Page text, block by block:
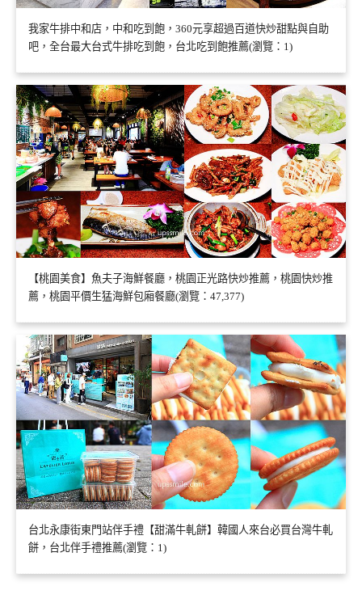
我家牛排中和店，中和吃到飽，360元享超過百道快炒甜點與自助
吧，全台最大台式牛排吃到飽，台北吃到飽推薦(瀏覽：1)
【桃園美食】魚夫子海鮮餐廳，桃園正光路快炒推薦，桃園快炒推
薦，桃園平價生猛海鮮包廂餐廳(瀏覽：47,377)
台北永康街東門站伴手禮【甜滿牛軋餅】韓國人來台必買台灣牛軋
餅，台北伴手禮推薦(瀏覽：1)